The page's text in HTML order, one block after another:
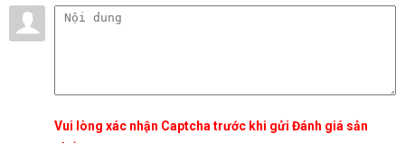
Vui lòng xác nhận Captcha trước khi gửi Đánh giá sản